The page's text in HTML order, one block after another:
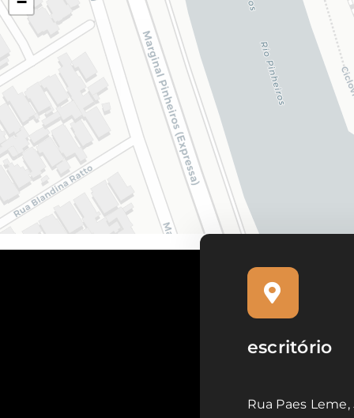
escritório
Rua Paes Leme,